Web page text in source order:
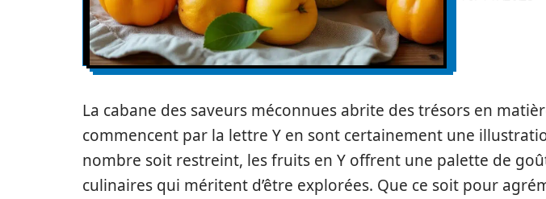
La cabane des saveurs méconnues abrite des trésors en
commencent par la lettre Y en sont certainement une
nombre soit restreint, les fruits en Y offrent une palette de
culinaires qui méritent d’être explorées. Que ce soit pour